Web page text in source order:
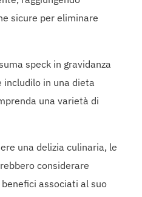
sicure per eliminare
speck in gravidanza
includilo in una dieta
una varietà di
una delizia culinaria, le
considerare
associati al suo